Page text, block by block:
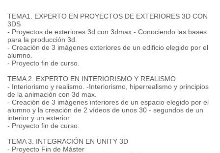
TEMA1. EXPERTO EN PROYECTOS DE EXTERIORES 3D CON
3DS
- Proyectos de exteriores 3d con 3dmax - Conociendo las bases
para la producción 3d.
- Creación de 3 imágenes exteriores de un edificio elegido por el
alumno.
- Proyecto fin de curso.
TEMA 2. EXPERTO EN INTERIORISMO Y REALISMO
- Interiorismo y realismo. -Interiorismo, hiperrealismo y principios
de la animación con 3d max.
- Creación de 3 imágenes interiores de un espacio elegido por el
alumno y la creación de 2 vídeos de unos 30 - segundos de un
interior y un exterior.
- Proyecto fin de curso.
TEMA 3. INTEGRACIÓN EN UNITY 3D
- Proyecto Fin de Máster